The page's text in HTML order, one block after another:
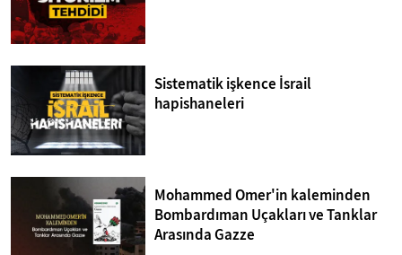
Sistematik işkence İsrail
hapishaneleri
Mohammed Omer'in kaleminden
Bombardıman Uçakları ve Tanklar
Arasında Gazze